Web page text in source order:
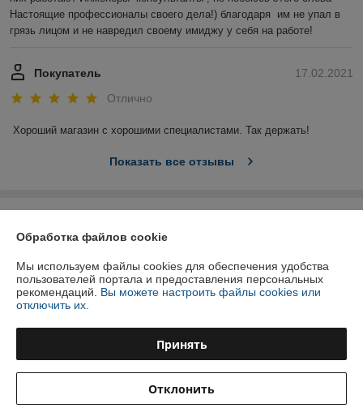
Настоящие профессионалы своего дела!) благодаря  им не упал в
грязь лицом и не навредил своему имиджу у себя на работе!
17.02.2021
Покупатель
Отлично
Хороший магазин с хорошими специалистами. Так держать!
Показать все отзывы
Доставка и оплата
График работы
Обработка файлов cookie
Мы используем файлы cookies для обеспечения удобства
пользователей портала и предоставления персональных
рекомендаций. Вы можете настроить файлы cookies или
отключить их.
Принять
Отклонить